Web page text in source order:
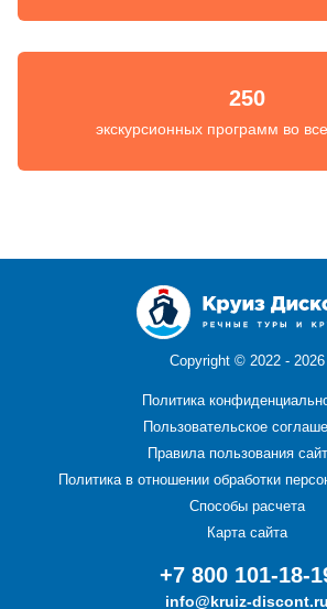
250
экскурсионных программ во
Copyright © 2022 - 2026
Политика
Пользовательское
Правила пользования
Политика в отношении обработки
Способы расчета
Карта сайта
+7 800 101-18-
info@kruiz-discont.ru